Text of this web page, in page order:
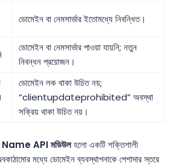
ডোমেইন বা নেমসার্ভার ইতোমধ্যে নিবন্ধিত।
ডোমেইন বা নেমসার্ভার পাওয়া যায়নি; নতুন
নিবন্ধন প্রয়োজন।
ডোমেইন লক থাকা উচিত নয়;
“clientupdateprohibited” অবস্থা
সক্রিয় থাকা উচিত নয়।
API মডিউলহলো একটি শক্তিশালী
মধ্যে ডোমেইন ব্যবস্থাপনাকে পেশাদার স্তরে